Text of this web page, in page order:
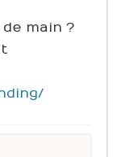
main ?